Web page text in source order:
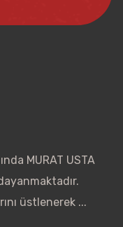
MURAT USTA
üstlenerek ...